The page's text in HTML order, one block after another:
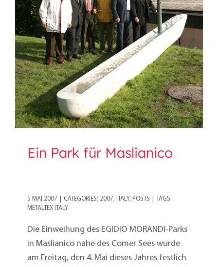
Ein Park für Maslianico
Ein Park für Maslianico
5 MAI 2007 CATEGORIES: 2007, ITALY, POSTS
TAGS:
METALTEX ITALY
Die Einweihung des EGIDIO MORANDI-Parks
in Maslianico nahe des Comer Sees wurde
am Freitag, den 4. Mai dieses Jahres festlich